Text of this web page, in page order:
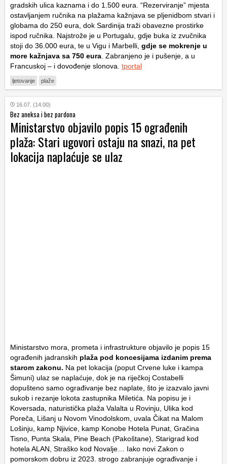
gradskih ulica kaznama i do 1.500 eura. “Rezerviranje” mjesta
ostavljanjem ručnika na plažama kažnjava se pljenidbom stvari i
globama do 250 eura, dok Sardinija traži obavezne prostirke
ispod ručnika. Najstrože je u Portugalu, gdje buka iz zvučnika
stoji do 36.000 eura, te u Vigu i Marbelli, gdje se mokrenje u
more kažnjava sa 750 eura . Zabranjeno je i pušenje, a u
Francuskoj – i dovođenje slonova. tportal
ljetovanje plaže
16.07. (14:00)
Bez aneksa i bez pardona
Ministarstvo objavilo popis 15 ograđenih
plaža: Stari ugovori ostaju na snazi, na pet
lokacija naplaćuje se ulaz
Ministarstvo mora, prometa i infrastrukture objavilo je popis 15
ograđenih jadranskih plaža pod koncesijama izdanim prema
starom zakonu. Na pet lokacija (poput Crvene luke i kampa
Šimuni) ulaz se naplaćuje, dok je na riječkoj Costabelli
dopušteno samo ograđivanje bez naplate, što je izazvalo javni
sukob i rezanje lokota zastupnika Miletića. Na popisu je i
Koversada, naturistička plaža Valalta u Rovinju, Ulika kod
Poreča, Lišanj u Novom Vinodolskom, uvala Čikat na Malom
Lošinju, kamp Njivice, kamp Konobe Hotela Punat, Gračina
Tisno, Punta Skala, Pine Beach (Pakoštane), Starigrad kod
hotela ALAN, Straško kod Novalje… Iako novi Zakon o
pomorskom dobru iz 2023. strogo zabranjuje ograđivanje i